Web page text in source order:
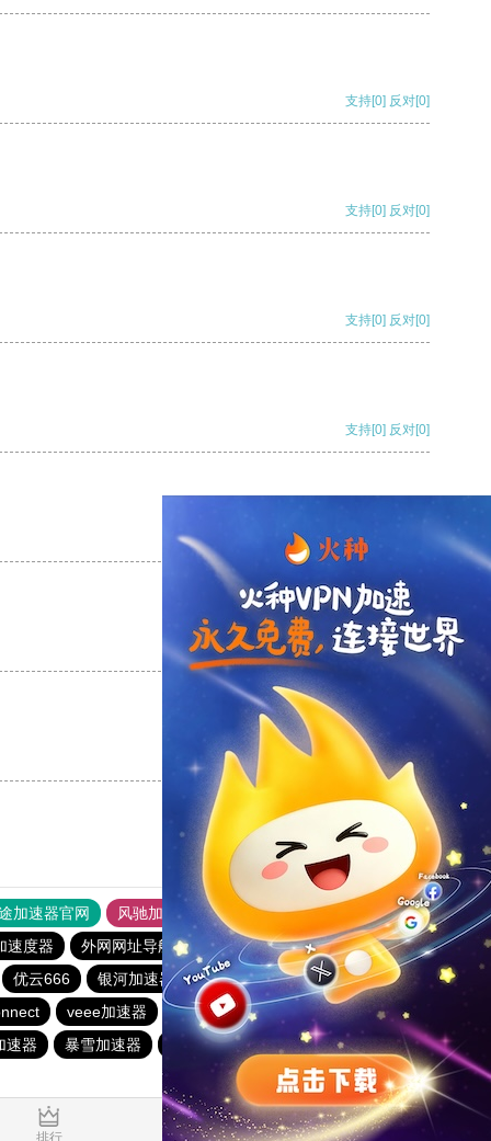
支持[0] 反对[0]
支持[0] 反对[0]
支持[0] 反对[0]
支持[0] 反对[0]
支持
支持[0] 反对[0]
支持[0] 反对[0]
加速器官网 风驰加速器
旋风加速器
速度器 外网网址导航 软件中心
银河加速器
优云666 银河加速器 银河加速器
1元机场
veee加速器 anyconnect
番石榴加速器
速器 暴雪加速器 银河加速器 银河加速器
暴雪加速器
排行 推荐